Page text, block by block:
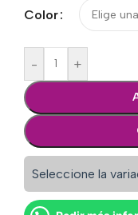
Color
- +
Seleccione la